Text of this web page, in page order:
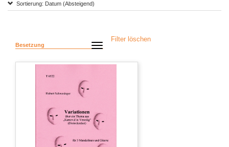
Sortierung: Datum (Absteigend)
Besetzung
Filter löschen